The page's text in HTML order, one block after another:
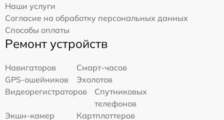
Наши услуги
Согласие на обработку персональных данных
Способы оплаты
Ремонт устройств
Навигаторов
Смарт-часов
GPS-ошейников
Эхолотов
Видеорегистраторов
Спутниковых
телефонов
Экшн-камер
Картплоттеров